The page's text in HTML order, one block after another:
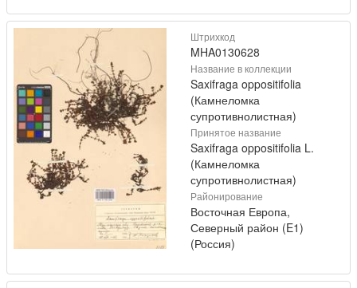
Штрихкод
MHA0130628
Название в коллекции
Saxifraga oppositifolia
(Камнеломка
супротивнолистная)
Принятое название
Saxifraga oppositifolia L.
(Камнеломка
супротивнолистная)
Районирование
Восточная Европа,
Северный район (E1)
(Россия)